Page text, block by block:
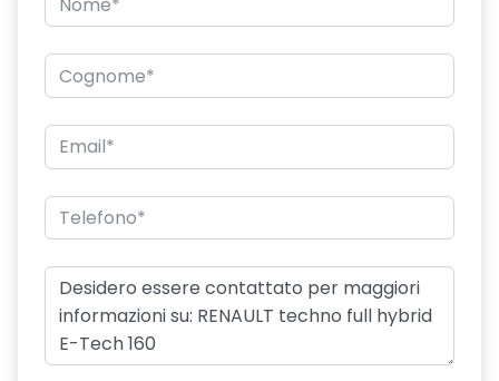
mantenimento della corsia
fari full LED adaptative vision, con funzione fendinebbia
integrata
freno di stazionamento elettrico con funzione Auto-Hold
hands-free card per apertura/chiusura porte e avviamento
HAR02
intelligent speed assist assistenza al superamento dei limiti
di velocità
lunotto posteriore con funzione sbrinamento